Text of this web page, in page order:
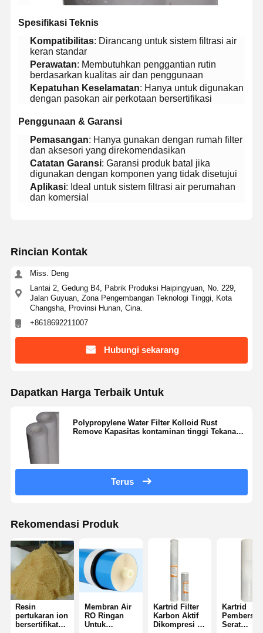
Rumah Produk Video
Tentang
Kami
Tur Pabrik
Kontrol
Kualitas
Hubungi
Kami
Sistem Air Ultra Murni Laboratorium
Mesin Air Ultra Murni
sistem pemurnian air ultra murni
Peralatan air ultra murni
Sistem Pembersihan Air Industri
Konsumsi Pembersihan Air
​Spesifikasi Teknis​
​Kompatibilitas​​: Dirancang untuk sistem filtrasi air
keran standar
​Perawatan​​: Membutuhkan penggantian rutin
berdasarkan kualitas air dan penggunaan
​Kepatuhan Keselamatan​​: Hanya untuk digunakan
dengan pasokan air perkotaan bersertifikasi
​Penggunaan & Garansi​
​Pemasangan​​: Hanya gunakan dengan rumah filter
dan aksesori yang direkomendasikan
​Catatan Garansi​​: Garansi produk batal jika
digunakan dengan komponen yang tidak disetujui
​Aplikasi​​: Ideal untuk sistem filtrasi air perumahan
dan komersial
Rincian Kontak
Miss. Deng
Lantai 2, Gedung B4, Pabrik Produksi Haipingyuan, No. 229,
Jalan Guyuan, Zona Pengembangan Teknologi Tinggi, Kota
Changsha, Provinsi Hunan, Cina.
+8618692211007
Hubungi sekarang
Dapatkan Harga Terbaik Untuk
Polypropylene Water Filter Kolloid Rust
Remove Kapasitas kontaminan tinggi Tekanan
Terus
Rekomendasi Produk
Resin
pertukaran ion
bersertifikat
Membran Air
RO Ringan
Untuk
Kartrid Filter
Karbon Aktif
Dikompresi 10
Kartrid
Pembersih
Serat